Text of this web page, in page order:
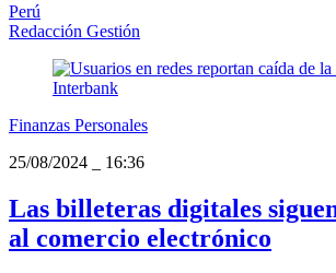
Perú
Redacción Gestión
Finanzas Personales
25/08/2024
16:36
Las billeteras digitales
al comercio electrónico